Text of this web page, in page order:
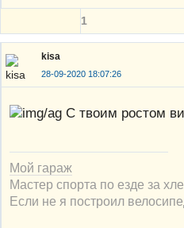
1
kisa
28-09-2020 18:07:26
С твоим ростом
Мой гараж
Мастер спорта по езде за
Если не я построил